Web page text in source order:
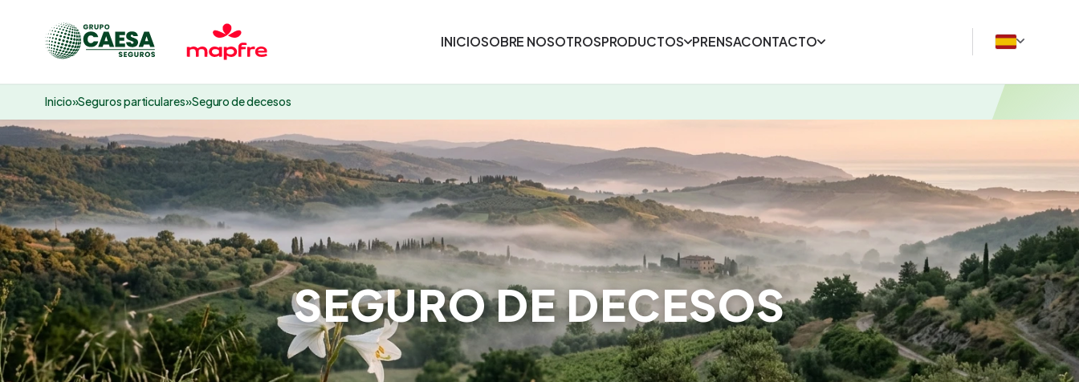
INICIOSOBRE NOSOTROSPRODUCTOS PRENSACONTACTO
Inicio»Seguros particulares»Seguro de decesos
SEGURO DE DECESOS